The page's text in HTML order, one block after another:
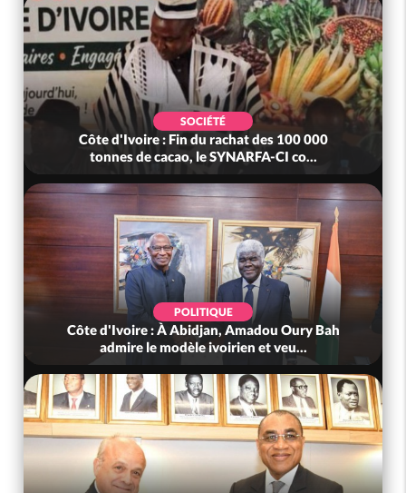
SOCIÉTÉ
Côte d'Ivoire : Fin du rachat des 100 000
tonnes de cacao, le SYNARFA-CI co...
POLITIQUE
Côte d'Ivoire : À Abidjan, Amadou Oury Bah
admire le modèle ivoirien et veu...